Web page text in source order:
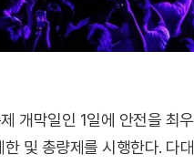
개막일인 1일에 안전을 최
및 총량제를 시행한다. 다